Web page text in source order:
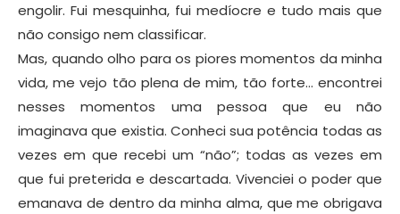
engolir. Fui mesquinha, fui medíocre e tudo mais que
não consigo nem classificar.
Mas, quando olho para os piores momentos da minha
vida, me vejo tão plena de mim, tão forte… encontrei
nesses momentos uma pessoa que eu não
imaginava que existia. Conheci sua potência todas as
vezes em que recebi um “não”; todas as vezes em
que fui preterida e descartada. Vivenciei o poder que
emanava de dentro da minha alma, que me obrigava